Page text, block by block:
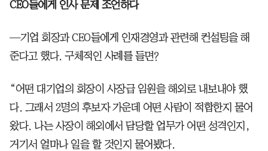
CEO들에게 인사 문제 조언하다
—기업 회장과 CEO들에게 인재경영과 관련해 컨설팅을 해
준다고 했다. 구체적인 사례를 들면?
“어떤 대기업의 회장이 사장급 임원을 해외로 내보내야 했
다. 그래서 2명의 후보자 가운데 어떤 사람이 적합한지 물어
왔다. 나는 사장이 해외에서 담당할 업무가 어떤 성격인지,
거기서 얼마나 일을 할 것인지 물어봤다.